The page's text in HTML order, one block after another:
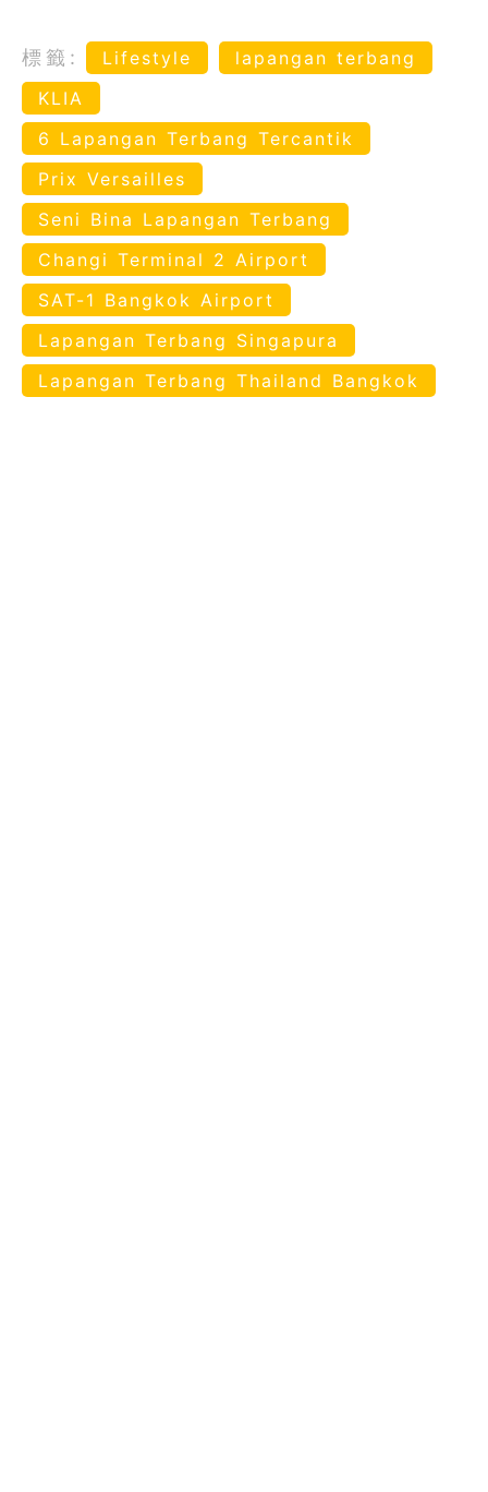
標籤: Lifestyle
lapangan terbang
KLIA
6 Lapangan Terbang Tercantik
Prix Versailles
Seni Bina Lapangan Terbang
Changi Terminal 2 Airport
SAT-1 Bangkok Airport
Lapangan Terbang Singapura
Lapangan Terbang Thailand Bangkok